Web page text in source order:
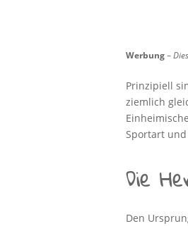
Werbung–
Prinzipiell
ziemlich
Sportart
Die
Den